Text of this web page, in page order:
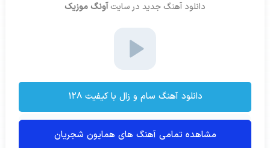
دانلود آهنگ جدید در سایت آونگ موزیک
دانلود آهنگ سام و زال با کیفیت ۱۲۸
مشاهده تمامی آهنگ های همایون شجریان